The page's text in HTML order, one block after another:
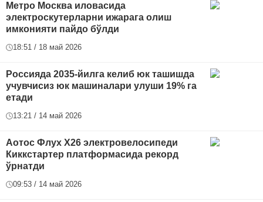
Метро Москва иловасида
электроскутерларни ижарага олиш
имконияти пайдо бўлди
18:51 / 18 май 2026
Россияда 2035-йилга келиб юк ташишда
учувчисиз юк машиналари улуши 19% га
етади
13:21 / 14 май 2026
Аотос Флух Х26 электровелосипеди
Киккстартер платформасида рекорд
ўрнатди
09:53 / 14 май 2026